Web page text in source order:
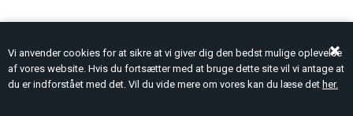
Vi anvender cookies for at sikre at vi giver dig den bedst mulige oplevelse
af vores website. Hvis du fortsætter med at bruge dette site vil vi antage at
du er indforstået med det. Vil du vide mere om vores kan du læse det her.